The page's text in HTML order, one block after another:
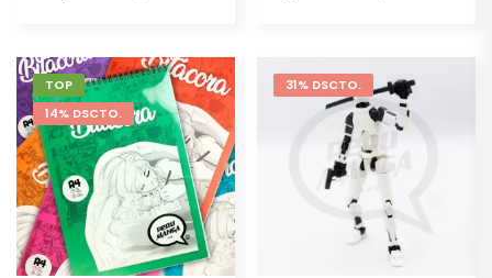
TOP
14% DSCTO.
31% DSCTO.